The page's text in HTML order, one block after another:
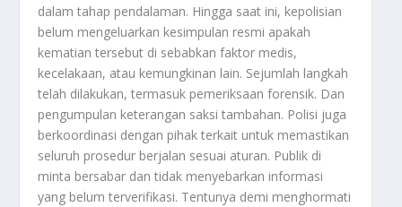
dalam tahap pendalaman. Hingga saat ini, kepolisian
belum mengeluarkan kesimpulan resmi apakah
kematian tersebut di sebabkan faktor medis,
kecelakaan, atau kemungkinan lain. Sejumlah langkah
telah dilakukan, termasuk pemeriksaan forensik. Dan
pengumpulan keterangan saksi tambahan. Polisi juga
berkoordinasi dengan pihak terkait untuk memastikan
seluruh prosedur berjalan sesuai aturan. Publik di
minta bersabar dan tidak menyebarkan informasi
yang belum terverifikasi. Tentunya demi menghormati